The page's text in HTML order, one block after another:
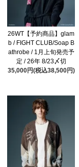
26WT【予約商品】glam
b / FIGHT CLUB/Soap B
athrobe / 1月上旬発売予
定 / 26年 8/23〆切
35,000円(税込38,500円)